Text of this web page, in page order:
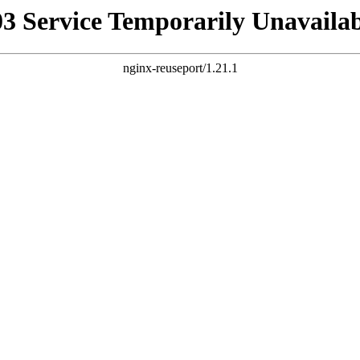
Service Temporarily
nginx-reuseport/1.21.1